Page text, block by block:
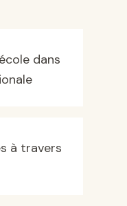
dans
à travers